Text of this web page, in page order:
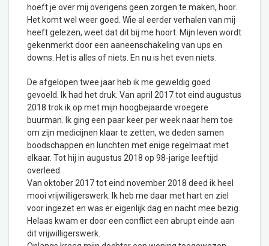
hoeft je over mij overigens geen zorgen te maken, hoor.
Het komt wel weer goed. Wie al eerder verhalen van mij
heeft gelezen, weet dat dit bij me hoort. Mijn leven wordt
gekenmerkt door een aaneenschakeling van ups en
downs. Het is alles of niets. En nu is het even niets.
De afgelopen twee jaar heb ik me geweldig goed
gevoeld. Ik had het druk. Van april 2017 tot eind augustus
2018 trok ik op met mijn hoogbejaarde vroegere
buurman. Ik ging een paar keer per week naar hem toe
om zijn medicijnen klaar te zetten, we deden samen
boodschappen en lunchten met enige regelmaat met
elkaar. Tot hij in augustus 2018 op 98-jarige leeftijd
overleed.
Van oktober 2017 tot eind november 2018 deed ik heel
mooi vrijwilligerswerk. Ik heb me daar met hart en ziel
voor ingezet en was er eigenlijk dag en nacht mee bezig.
Helaas kwam er door een conflict een abrupt einde aan
dit vrijwilligerswerk.